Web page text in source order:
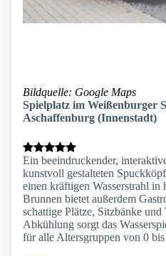
Bildquelle: Google Maps
Spielplatz im Weißenburger
Aschaffenburg (Innenstadt)
Ein beeindruckender,
kunstvoll gestalteten
einen kräftigen Wasserstrahl in
Brunnen bietet außerdem
schattige Plätze, Sitzbänke
Abkühlung sorgt das
für alle Altersgruppen von 0